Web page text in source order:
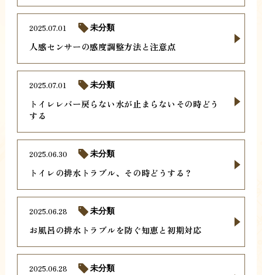
人感センサーの感度調整方法と注意点
2025.07.01 未分類
トイレレバー戻らない水が止まらないその時どう
する
2025.07.01 未分類
トイレの排水トラブル、その時どうする？
2025.06.30 未分類
お風呂の排水トラブルを防ぐ知恵と初期対応
2025.06.28 未分類
2025.06.28 未分類